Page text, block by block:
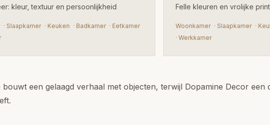
kleur, textuur en persoonlijkheid
· Slaapkamer · Keuken · Badkamer · Eetkamer
Felle kleuren en vrolijke
Woonkamer · Slaapkamer ·
· Werkkamer
bouwt een gelaagd verhaal met objecten, terwijl Dopamine Decor een